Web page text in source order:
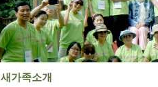
새가족소개